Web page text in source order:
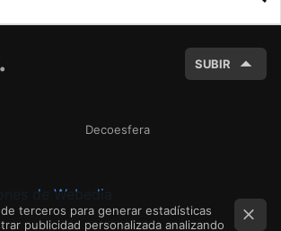
SUBIR
Decoesfera
de Webedia
terceros para generar estadísticas
publicidad personalizada analizando